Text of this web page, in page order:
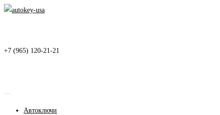
Перейти
+7 (965) 120-21-21
Автоключи